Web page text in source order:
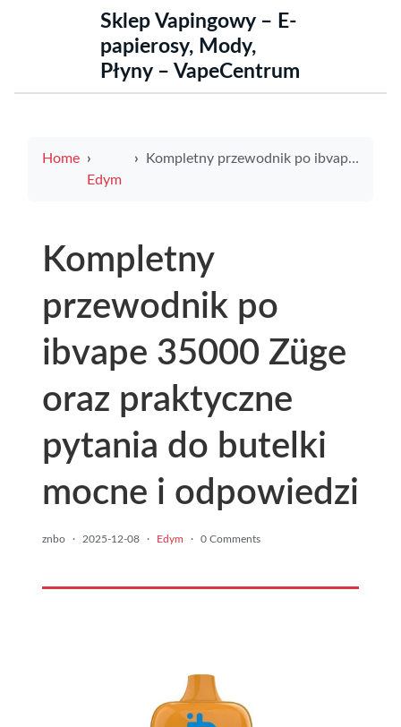
Sklep Vapingowy – E-
papierosy, Mody,
Płyny – VapeCentrum
Home
Edym
Kompletny przewodnik po ibvape 35000 Züge oraz praktyczne pytania do butelki mocne i odpowiedzi
Kompletny
przewodnik po
ibvape 35000 Züge
oraz praktyczne
pytania do butelki
mocne i odpowiedzi
znbo · 2025-12-08 · Edym · 0 Comments